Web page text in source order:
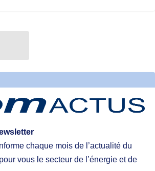
chaque mois de l’actualité du
vous le secteur de l’énergie et de